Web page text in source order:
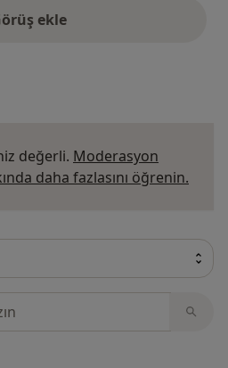
ekle
değerli. Moderasyon
daha fazlasını öğrenin.